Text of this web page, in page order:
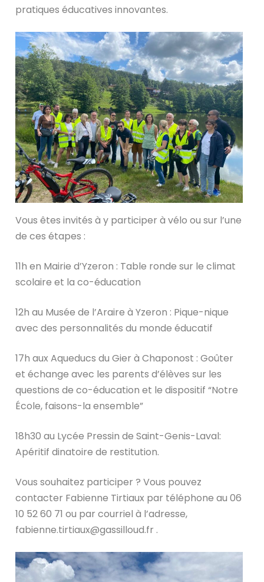
pratiques éducatives innovantes.
Vous êtes invités à y participer à vélo ou sur l’une
de ces étapes :
11h en Mairie d’Yzeron : Table ronde sur le climat
scolaire et la co-éducation
12h au Musée de l’Araire à Yzeron : Pique-nique
avec des personnalités du monde éducatif
17h aux Aqueducs du Gier à Chaponost : Goûter
et échange avec les parents d’élèves sur les
questions de co-éducation et le dispositif “Notre
École, faisons-la ensemble”
18h30 au Lycée Pressin de Saint-Genis-Laval:
Apéritif dinatoire de restitution.
Vous souhaitez participer ? Vous pouvez
contacter Fabienne Tirtiaux par téléphone au 06
10 52 60 71 ou par courriel à l’adresse,
fabienne.tirtiaux@gassilloud.fr .